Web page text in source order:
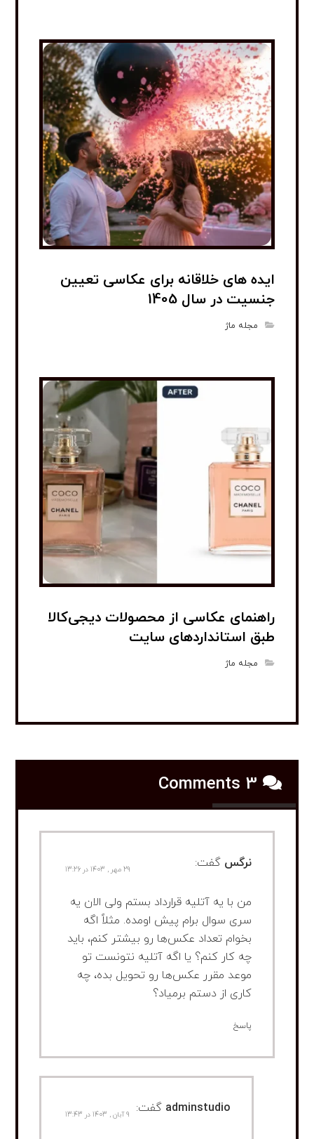
ایده های خلاقانه برای عکاسی تعیین
جنسیت در سال 1405
مجله ماژ
راهنمای عکاسی از محصولات دیجی‌کالا
طبق استانداردهای سایت
مجله ماژ
3 Comments
نرگس گفت: 29 مهر , 1403 در 13:26
من با یه آتلیه قرارداد بستم ولی الان یه
سری سوال برام پیش اومده. مثلاً اگه
بخوام تعداد عکس‌ها رو بیشتر کنم، باید
چه کار کنم؟ یا اگه آتلیه نتونست تو
موعد مقرر عکس‌ها رو تحویل بده، چه
کاری از دستم برمیاد؟
پاسخ
adminstudio گفت: 9 آبان , 1403 در 13:43